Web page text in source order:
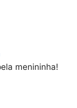
menininha!